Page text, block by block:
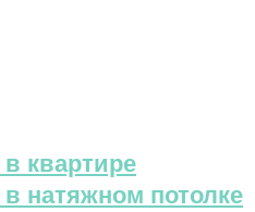
квартире
натяжном потолке